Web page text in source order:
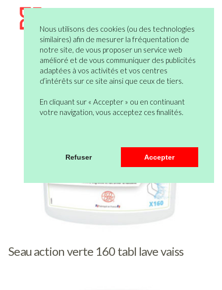
Nous utilisons des cookies (ou des technologies
similaires) afin de mesurer la fréquentation de
notre site, de vous proposer un service web
amélioré et de vous communiquer des publicités
adaptées à vos activités et vos centres
d’intérêts sur ce site ainsi que ceux de tiers.
En cliquant sur « Accepter » ou en continuant
votre navigation, vous acceptez ces finalités.
Refuser Accepter
Seau action verte 160 tabl lave vaiss